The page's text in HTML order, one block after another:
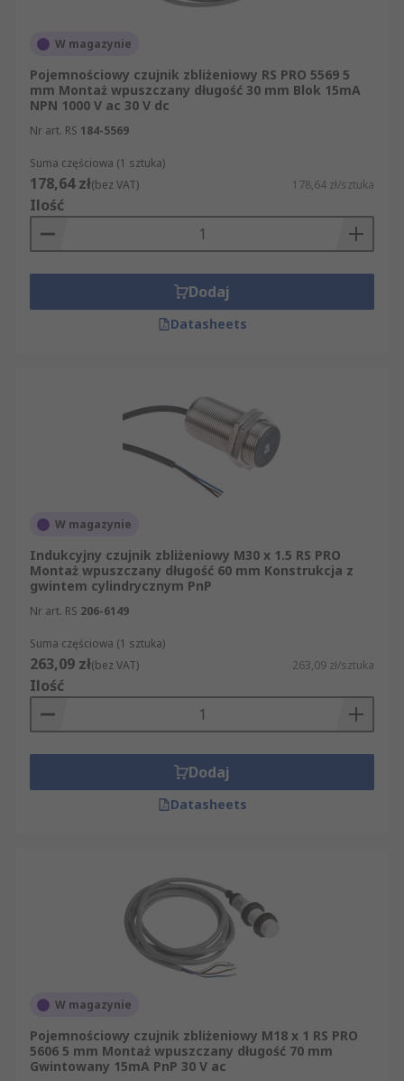
W magazynie
Pojemnościowy czujnik zbliżeniowy RS PRO 5569 5
mm Montaż wpuszczany długość 30 mm Blok 15mA
NPN 1000 V ac 30 V dc
Nr art. RS 184-5569
Suma częściowa (1 sztuka)
178,64 zł(bez VAT) 178,64 zł/sztuka
Ilość
Dodaj
Datasheets
W magazynie
Indukcyjny czujnik zbliżeniowy M30 x 1.5 RS PRO
Montaż wpuszczany długość 60 mm Konstrukcja z
gwintem cylindrycznym PnP
Nr art. RS 206-6149
Suma częściowa (1 sztuka)
263,09 zł(bez VAT) 263,09 zł/sztuka
Ilość
Dodaj
Datasheets
W magazynie
Pojemnościowy czujnik zbliżeniowy M18 x 1 RS PRO
5606 5 mm Montaż wpuszczany długość 70 mm
Gwintowany 15mA PnP 30 V ac